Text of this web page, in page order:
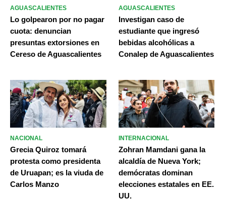
AGUASCALIENTES
Lo golpearon por no pagar
cuota: denuncian
presuntas extorsiones en
Cereso de Aguascalientes
AGUASCALIENTES
Investigan caso de
estudiante que ingresó
bebidas alcohólicas a
Conalep de Aguascalientes
NACIONAL
Grecia Quiroz tomará
protesta como presidenta
de Uruapan; es la viuda de
Carlos Manzo
INTERNACIONAL
Zohran Mamdani gana la
alcaldía de Nueva York;
demócratas dominan
elecciones estatales en EE.
UU.